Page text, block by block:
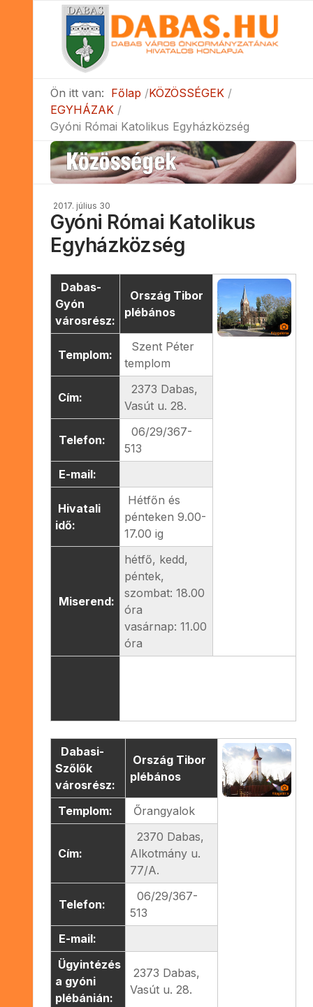
Ön itt van: Főlap
KÖZÖSSÉGEK
EGYHÁZAK
Gyóni Római Katolikus Egyházközség
2017. július 30
Gyóni Római Katolikus
Egyházközség
Dabas-
Gyón
városrész:
Ország Tibor
plébános
Templom:
Szent Péter
templom
Cím:
2373 Dabas,
Vasút u. 28.
Telefon:
06/29/367-
513
E-mail:
Hivatali
idő:
Hétfőn és
pénteken 9.00-
17.00 ig
Miserend:
hétfő, kedd,
péntek,
szombat: 18.00
óra
vasárnap: 11.00
óra
Dabasi-
Szőlők
városrész:
Ország Tibor
plébános
Templom: Őrangyalok
Cím:
2370 Dabas,
Alkotmány u.
77/A.
Telefon:
06/29/367-
513
E-mail:
Ügyintézés
a gyóni
plébánián:
2373 Dabas,
Vasút u. 28.